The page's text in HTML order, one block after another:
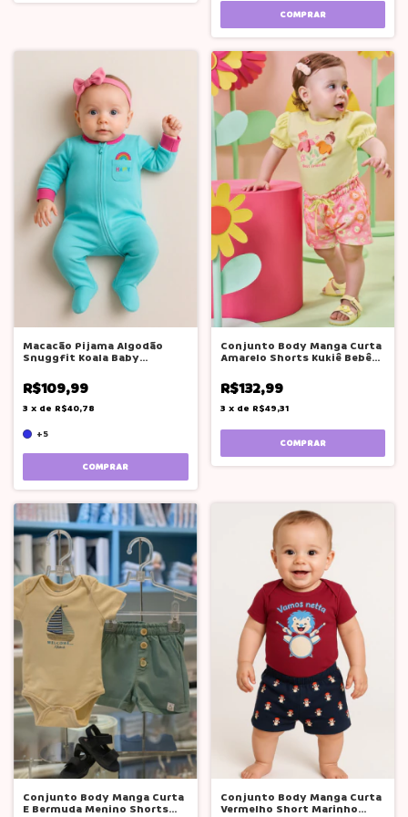
COMPRAR
Macacão Pijama Algodão
Snuggfit Koala Baby
R$109,99
3 x de R$40,78
+5
COMPRAR
Conjunto Body Manga Curta
Amarelo Shorts Kukiê Bebê
R$132,99
3 x de R$49,31
COMPRAR
Conjunto Body Manga Curta
E Bermuda Menino Shorts
Conjunto Body Manga Curta
Vermelho Short Marinho